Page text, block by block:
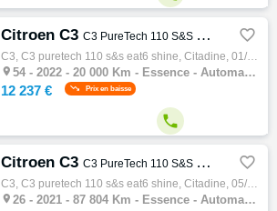
Citroen C3 C3 PureTech 110 S&S EAT6 Shine 
C3, C3 puretech 110 s&s eat6 shine, Citadine, 01/2022, 110ch, 6cv, 20000 km, 5 portes, 5 places, Clim. auto, Essence, Boite de vitesse auto…
 54 - 2022 - 20 000 Km - Essence - Automatique - Citadine
12 237 € Prix en baisse

Citroen C3 C3 PureTech 110 S&S EAT6 Shine 
C3, C3 puretech 110 s&s eat6 shine, Citadine, 05/2021, 110ch, 6cv, 87804 km, 5 portes, 5 places, Clim. auto, Essence, Boite de vitesse auto…
 26 - 2021 - 87 804 Km - Essence - Automatique - Citadine